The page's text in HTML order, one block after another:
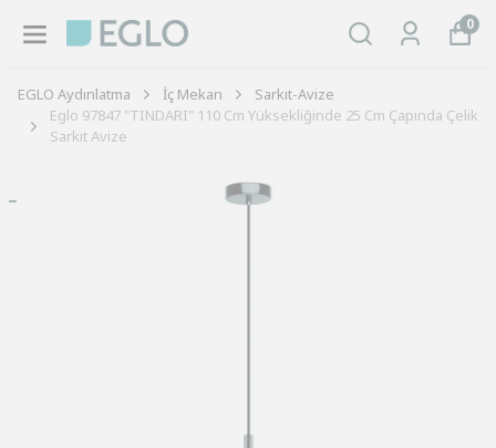
0
EGLO Aydınlatma İç Mekan
Sarkıt-Avize
Eglo 97847 "TINDARI" 110 Cm Yüksekliğinde 25 Cm Çapında Çelik
Sarkıt Avize